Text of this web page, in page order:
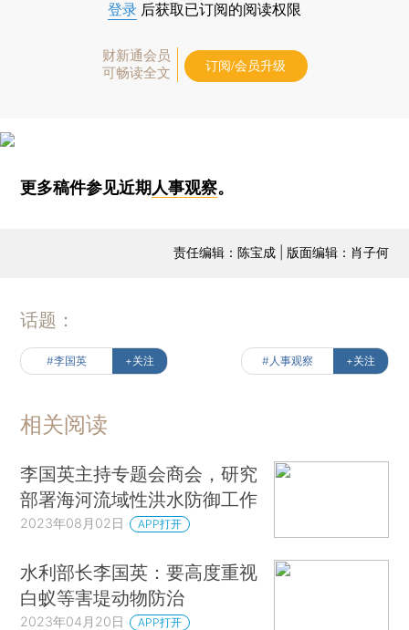
登录 后获取已订阅的阅读权限
财新通会员
可畅读全文
订阅/会员升级
更多稿件参见近期人事观察。
责任编辑：陈宝成 | 版面编辑：肖子何
话题：
#李国英 +关注 #人事观察 +关注
相关阅读
李国英主持专题会商会，研究
部署海河流域性洪水防御工作
2023年08月02日 APP打开
水利部长李国英：要高度重视
白蚁等害堤动物防治
2023年04月20日 APP打开